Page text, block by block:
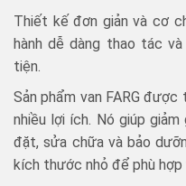
Thiết kế đơn giản và cơ
hành dễ dàng thao tác
tiện.
Sản phẩm van FARG
nhiều lợi ích. Nó giúp
đặt, sửa chữa và bảo
kích thước nhỏ để phù hợp